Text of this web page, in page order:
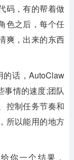
码，有的帮着做
色之后，每个任
爽，出来的东西
的话，AutoClaw
事情的速度;团队
控制任务节奏和
所以能用的地方
你一个结果，